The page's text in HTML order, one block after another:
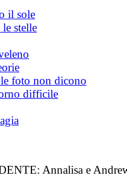
il sole
stelle
foto non dicono
difficile
Annalisa e